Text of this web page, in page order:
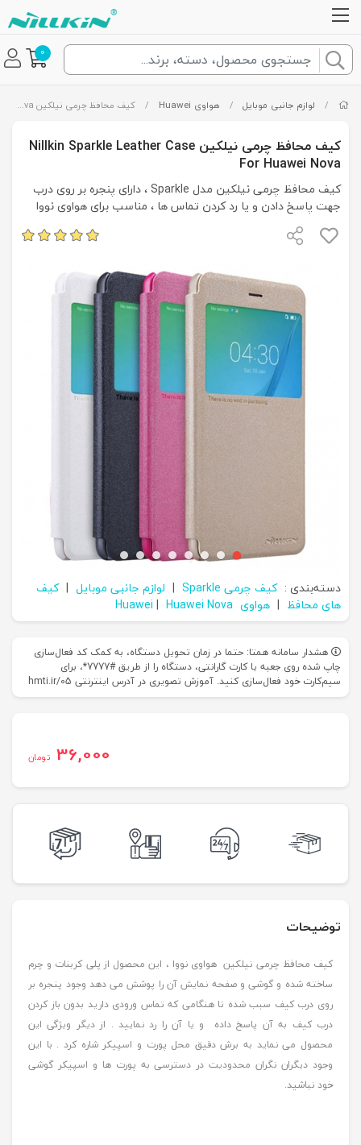
0
/ لوازم جانبی موبایل / هواوی Huawei / کیف محافظ چرمی نیلکین Nillkin Sparkle Leather Case For Huawei Nova
کیف محافظ چرمی نیلکین Nillkin Sparkle Leather Case
For Huawei Nova
کیف محافظ چرمی نیلکین مدل Sparkle ، دارای پنجره بر روی درب
جهت پاسخ دادن و یا رد کردن تماس ها ، مناسب برای هواوی نووا
دسته‌بندی : کیف چرمی Sparkle | لوازم جانبی موبایل | کیف
های محافظ | هواوی Huawei | Huawei Nova
هشدار سامانه همتا: حتما در زمان تحویل دستگاه، به کمک کد فعال‌سازی
چاپ شده روی جعبه یا کارت گارانتی، دستگاه را از طریق #7777*، برای
سیم‌کارت خود فعال‌سازی کنید. آموزش تصویری در آدرس اینترنتی hmti.ir/05
36,000 تومان
توضیحات
کیف محافظ چرمی نیلکین هواوی نووا ، این محصول از پلی کربنات و چرم
ساخته شده و گوشی و صفحه نمایش آن را پوشش می دهد وجود پنجره بر
روی درب کیف سبب شده تا هنگامی که تماس ورودی دارید بدون باز کردن
درب کیف به آن پاسخ داده و یا آن را رد نمایید . از دیگر ویژگی این
محصول می نماید به برش دقیق محل پورت و اسپیکر شاره کرد . با این
وجود دیگران نگران محدودیت در دسترسی به پورت ها و اسپیکر گوشی
خود نباشید.